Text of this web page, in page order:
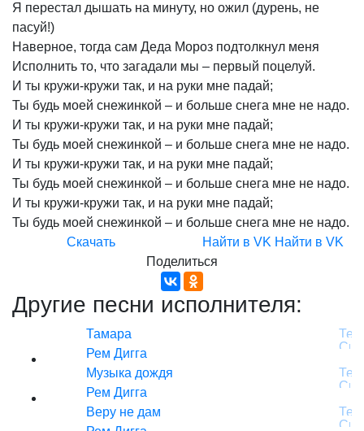
Я перестал дышать на минуту, но ожил (дурень, не
пасуй!)
Наверное, тогда сам Деда Мороз подтолкнул меня
Исполнить то, что загадали мы – первый поцелуй.
И ты кружи-кружи так, и на руки мне падай;
Ты будь моей снежинкой – и больше снега мне не надо.
И ты кружи-кружи так, и на руки мне падай;
Ты будь моей снежинкой – и больше снега мне не надо.
И ты кружи-кружи так, и на руки мне падай;
Ты будь моей снежинкой – и больше снега мне не надо.
И ты кружи-кружи так, и на руки мне падай;
Ты будь моей снежинкой – и больше снега мне не надо.
Скачать
Найти в VK Найти в VK
Поделиться
Другие песни исполнителя:
Тамара
Рем Дигга
Музыка дождя
Рем Дигга
Веру не дам